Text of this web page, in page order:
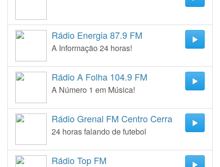
Rádio Energia 87.9 FM
A Informação 24 horas!
Rádio A Folha 104.9 FM
A Número 1 em Música!
Rádio Grenal FM Centro Cerra
24 horas falando de futebol
Rádio Top FM